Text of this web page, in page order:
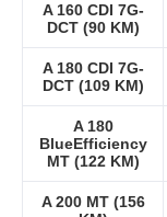
A 160 CDI 7G-
DCT (90 KM)
A 180 CDI 7G-
DCT (109 KM)
A 180
BlueEfficiency
MT (122 KM)
A 200 MT (156